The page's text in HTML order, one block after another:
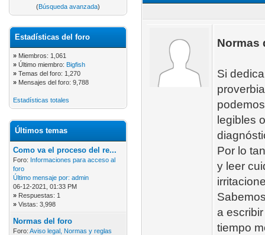
(Búsqueda avanzada)
Estadísticas del foro
» Miembros: 1,061
» Último miembro: Bigfish
» Temas del foro: 1,270
» Mensajes del foro: 9,788
Estadísticas totales
Últimos temas
Como va el proceso del re...
Foro: Informaciones para acceso al
foro
Último mensaje por: admin
06-12-2021, 01:33 PM
» Respuestas: 1
» Vistas: 3,998
Normas del foro
Foro: Aviso legal, Normas y reglas
Normas
Si
legibles
Por lo
y leer
a
tiempo